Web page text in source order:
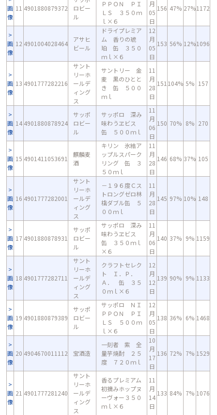
画
像
11 4901880879372
ロビー
ル
ＰＰＯＮ ＰＩ
ＬＳ ３５０ｍ
ｌ×６
月
05
日
156 47% 27%1172
画
像
12 4901004028464
アサヒ
ビール
ドライプレミア
ム 香りの琥
珀 缶 ３５０
ｍｌ×６
12
月
05
日
153 56% 12%1096
画
像
13 4901777282216
サント
リーホ
ールデ
ィング
ス
サントリー 金
麦 黒のひとと
き 缶 ５００
ｍｌ
11
月
28
日
151 104% 5% 157
画
像
14 4901880878924
サッポ
ロビー
ル
サッポロ 深み
味わうヱビス
缶 ５００ｍｌ
11
月
06
日
150 70% 8% 270
画
像
15 4901411053691
麒麟麦
酒
キリン 氷結ア
ップルスパーク
リング 缶 ３
５０ｍｌ
11
月
28
日
146 68% 37% 105
画
像
16 4901777282001
サント
リーホ
ールデ
ィング
ス
－１９６度Ｃス
トロングゼロ林
檎ダブル缶 ５
００ｍｌ
11
月
28
日
145 97% 10% 148
画
像
17 4901880878931
サッポ
ロビー
ル
サッポロ 深み
味わうヱビス
缶 ３５０ｍｌ
×６
11
月
06
日
140 37% 9% 1159
画
像
18 4901777282711
サント
リーホ
ールデ
ィング
ス
クラフトセレク
ト Ｉ．Ｐ．
Ａ． 缶 ３５
０ｍｌ×６
12
月
12
日
139 90% 9% 1133
画
像
19 4901880879389
サッポ
ロビー
ル
サッポロ ＮＩ
ＰＰＯＮ ＰＩ
ＬＳ ５００ｍ
ｌ×６
12
月
05
日
138 36% 6% 1468
画
像
20 4904670011112 宝酒造
一刻者 紫 全
量芋焼酎 ２５
度 ７２０ｍｌ
10
月
17
日
136 72% 7% 1529
画
像
21 4901777281240
サント
リーホ
ールデ
ィング
ス
香るプレミアム
初摘みホップヌ
ーヴォー３５０
ｍｌ×６
11
月
14
日
133 84% 7% 1076